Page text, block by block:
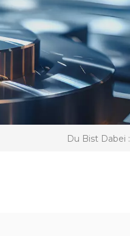
Du Bist Dabei :